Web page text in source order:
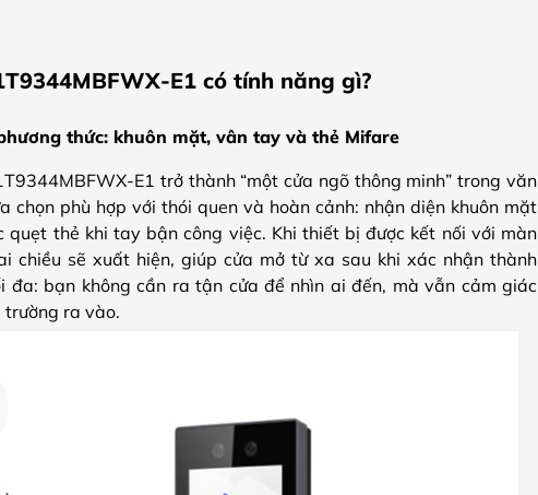
E1 có tính năng gì?
thức: khuôn mặt, vân tay và thẻ Mifare
E1 trở thành “một cửa ngõ thông minh” trong văn
chọn phù hợp với thói quen và hoàn cảnh: nhận diện khuôn mặt
quẹt thẻ khi tay bận công việc. Khi thiết bị được kết nối với màn
chiều sẽ xuất hiện, giúp cửa mở từ xa sau khi xác nhận thành
bạn không cần ra tận cửa để nhìn ai đến, mà vẫn cảm giác
trường ra vào.